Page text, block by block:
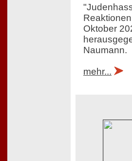
Oktober
Naumann.
mehr...